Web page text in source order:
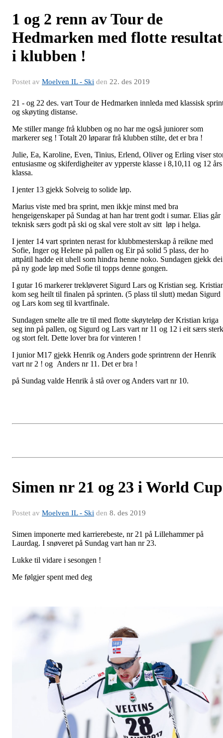
1 og 2 renn av Tour de
Hedmarken med flotte resultat
i klubben !
Postet av Moelven IL - Ski den 22. des 2019
21 - og 22 des. vart Tour de Hedmarken innleda med klassisk
og skøyting distanse.
Me stiller mange frå klubben og no har me også juniorer som
markerer seg ! Totalt 20 løparar frå klubben stilte, det er bra !
Julie, Ea, Karoline, Even, Tinius, Erlend, Oliver og Erling viser
entusiasme og skiferdigheiter av ypperste klasse i 8,10,11 og 12 års
klassa.
I jenter 13 gjekk Solveig to solide løp.
Marius viste med bra sprint, men ikkje minst med bra
hengeigenskaper på Sundag at han har trent godt i sumar. Elias går
teknisk særs godt på ski og skal vere stolt av sitt løp i helga.
I jenter 14 vart sprinten nerast for klubbmesterskap å reikne med
Sofie, Inger og Helene på pallen og Eir på solid 5 plass, der ho
attpåtil hadde eit uhell som hindra henne noko. Sundagen gjekk dei
på ny gode løp med Sofie til topps denne gongen.
I gutar 16 markerer trekløveret Sigurd Lars og Kristian seg.
kom seg heilt til finalen på sprinten. (5 plass til slutt) medan Sigurd
og Lars kom seg til kvartfinale.
Sundagen smelte alle tre til med flotte skøyteløp der Kristian kriga
seg inn på pallen, og Sigurd og Lars vart nr 11 og 12 i eit særs
og stort felt. Dette lover bra for vinteren !
I junior M17 gjekk Henrik og Anders gode sprintrenn der Henrik
vart nr 2 ! og Anders nr 11. Det er bra !
på Sundag valde Henrik å stå over og Anders vart nr 10.
Simen nr 21 og 23 i World Cup
Postet av Moelven IL - Ski den 8. des 2019
Simen imponerte med karrierebeste, nr 21 på Lillehammer på
Laurdag. I snøveret på Sundag vart han nr 23.
Lukke til vidare i sesongen !
Me følgjer spent med deg